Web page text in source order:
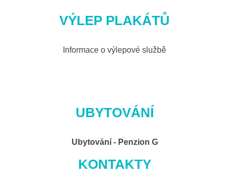
VÝLEP PLAKÁTŮ
Informace o výlepové službě
UBYTOVÁNÍ
Ubytování - Penzion G
KONTAKTY